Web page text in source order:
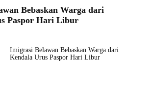
Bebaskan Warga dari
Paspor Hari Libur
Imigrasi Belawan Bebaskan Warga dari
Kendala Urus Paspor Hari Libur